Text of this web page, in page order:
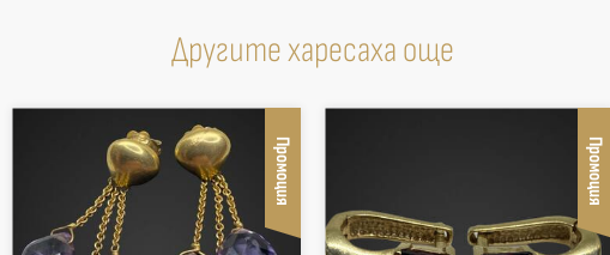
Другите харесаха още
Промоция Промоция